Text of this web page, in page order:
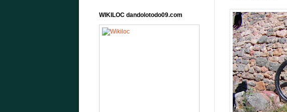
WIKILOC dandolotodo09.com